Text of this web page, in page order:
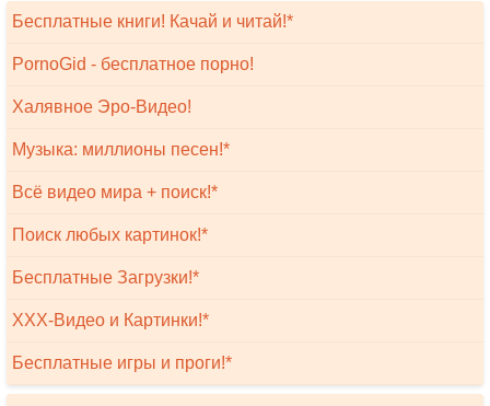
Бесплатные книги! Качай и читай!*
PornoGid - бесплатное порно!
Халявное Эро-Видео!
Музыка: миллионы песен!*
Всё видео мира + поиск!*
Поиск любых картинок!*
Бесплатные Загрузки!*
XXX-Видео и Картинки!*
Бесплатные игры и проги!*